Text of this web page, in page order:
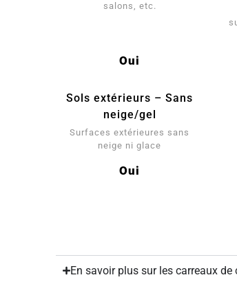
salons, etc.
Oui
Sols extérieurs – Sans
neige/gel
Surfaces extérieures sans
neige ni glace
Oui
En savoir plus sur les carreaux de